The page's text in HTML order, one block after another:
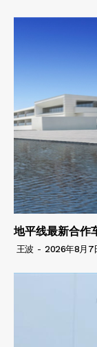
地平线最新合
王波 - 2026年8月7